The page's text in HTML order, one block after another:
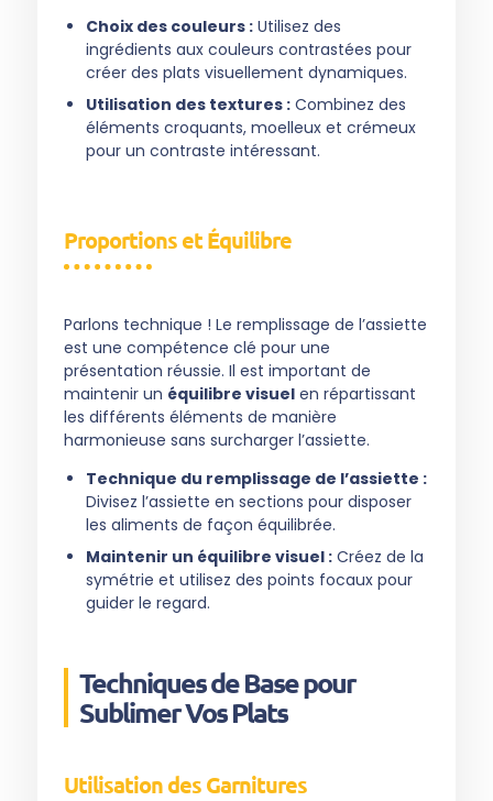
Choix des couleurs : Utilisez des
ingrédients aux couleurs contrastées pour
créer des plats visuellement dynamiques.
Utilisation des textures : Combinez des
éléments croquants, moelleux et crémeux
pour un contraste intéressant.
Proportions et Équilibre
Parlons technique ! Le remplissage de l’assiette
est une compétence clé pour une
présentation réussie. Il est important de
maintenir un équilibre visuel en répartissant
les différents éléments de manière
harmonieuse sans surcharger l’assiette.
Technique du remplissage de l’assiette :
Divisez l’assiette en sections pour disposer
les aliments de façon équilibrée.
Maintenir un équilibre visuel : Créez de la
symétrie et utilisez des points focaux pour
guider le regard.
Techniques de Base pour
Sublimer Vos Plats
Utilisation des Garnitures